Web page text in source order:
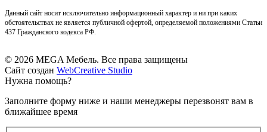
Данный сайт носит исключительно информационный характер и ни при каких
обстоятельствах не является публичной офертой, определяемой положениями Статьи
437 Гражданского кодекса РФ.
© 2026 MEGA Мебель. Все права защищены
Сайт создан WebCreative Studio
Нужна помощь?
Заполните форму ниже и наши менеджеры перезвонят вам в
ближайшее время